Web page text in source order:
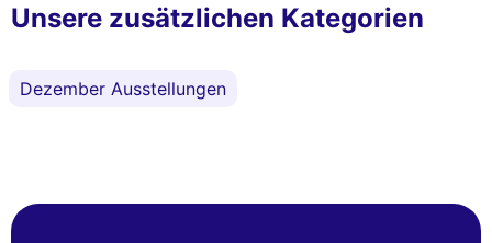
Unsere zusätzlichen Kategorien
Dezember Ausstellungen